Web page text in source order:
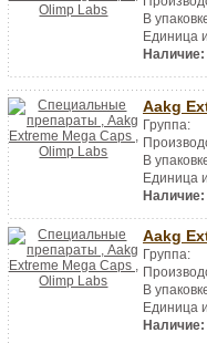
В
Единица
Наличие:
Aakg
Группа:
В
Единица
Наличие:
Aakg
Группа:
В
Единица
Наличие: